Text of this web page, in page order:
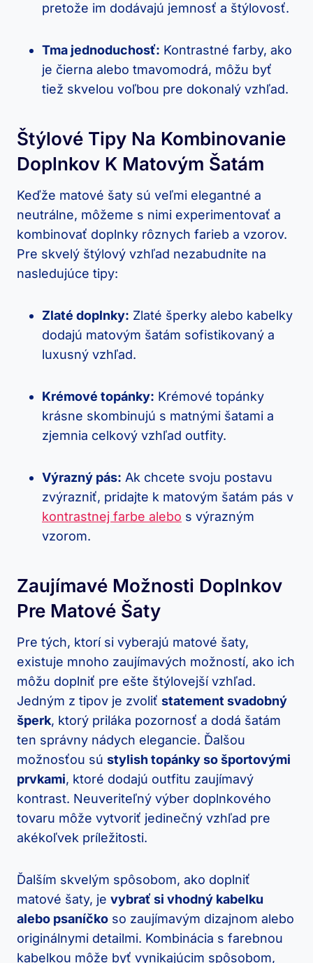
pretože im dodávajú jemnosť a štýlovosť.
Tma jednoduchosť: Kontrastné farby, ako
je čierna alebo tmavomodrá, môžu byť
tiež skvelou voľbou pre dokonalý vzhľad.
Štýlové Tipy Na Kombinovanie
Doplnkov K Matovým Šatám
Keďže matové šaty sú veľmi elegantné a
neutrálne, môžeme s nimi experimentovať a
kombinovať doplnky rôznych farieb a vzorov.
Pre skvelý štýlový vzhľad nezabudnite na
nasledujúce tipy:
Zlaté doplnky: Zlaté šperky alebo kabelky
dodajú matovým šatám sofistikovaný a
luxusný vzhľad.
Krémové topánky: Krémové topánky
krásne skombinujú s matnými šatami a
zjemnia celkový vzhľad outfity.
Výrazný pás: Ak chcete svoju postavu
zvýrazniť, pridajte k matovým šatám pás v
kontrastnej farbe alebo s výrazným
vzorom.
Zaujímavé Možnosti Doplnkov
Pre Matové Šaty
Pre tých, ktorí si vyberajú matové šaty,
existuje mnoho zaujímavých možností, ako ich
môžu doplniť pre ešte štýlovejší vzhľad.
Jedným z tipov je zvoliť statement svadobný
šperk, ktorý priláka pozornosť a dodá šatám
ten správny nádych elegancie. Ďalšou
možnosťou sú stylish topánky so športovými
prvkami, ktoré dodajú outfitu zaujímavý
kontrast. Neuveriteľný výber doplnkového
tovaru môže vytvoriť jedinečný vzhľad pre
akékoľvek príležitosti.
Ďalším skvelým spôsobom, ako doplniť
matové šaty, je vybrať si vhodný kabelku
alebo psaníčko so zaujímavým dizajnom alebo
originálnymi detailmi. Kombinácia s farebnou
kabelkou môže byť vynikajúcim spôsobom,